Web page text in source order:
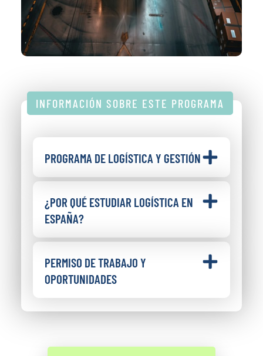
INFORMACIÓN SOBRE ESTE PROGRAMA
PROGRAMA DE LOGÍSTICA Y GESTIÓN
¿POR QUÉ ESTUDIAR LOGÍSTICA EN
ESPAÑA?
PERMISO DE TRABAJO Y
OPORTUNIDADES